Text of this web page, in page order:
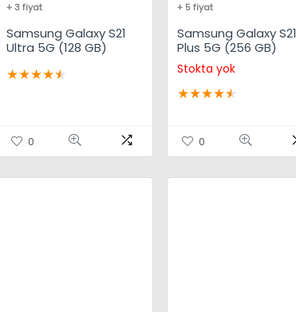
+ 3 fiyat
Samsung Galaxy S21
Ultra 5G (128 GB)
★★★★★
0
+ 5 fiyat
Samsung Galaxy S21
Plus 5G (256 GB)
Stokta yok
★★★★★
0